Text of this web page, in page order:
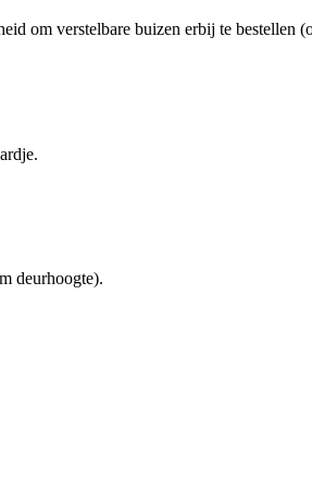
om verstelbare buizen erbij te bestellen
deurhoogte).